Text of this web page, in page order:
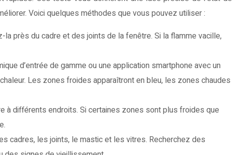
Voici quelques méthodes que vous pouvez utiliser :
près du cadre et des joints de la fenêtre. Si la flamme vacille,
d’entrée de gamme ou une application smartphone avec un
Les zones froides apparaîtront en bleu, les zones chaudes
à différents endroits. Si certaines zones sont plus froides que
cadres, les joints, le mastic et les vitres. Recherchez des